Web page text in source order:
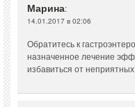
Марина:
14.01.2017 в 02:06
Обратитесь к
назначенное лечение
избавиться от